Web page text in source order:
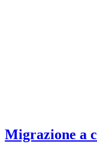
Migrazione a